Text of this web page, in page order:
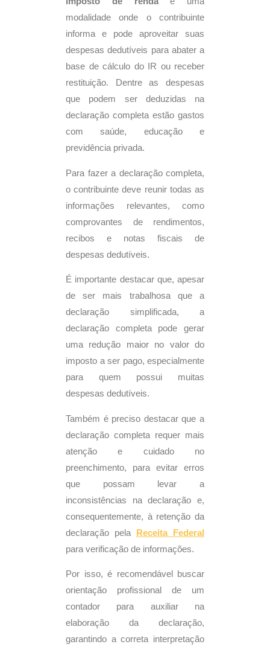
modalidade onde o contribuinte
informa e pode aproveitar suas
despesas dedutíveis para abater a
base de cálculo do IR ou receber
restituição. Dentre as despesas
que podem ser deduzidas na
declaração completa estão gastos
com saúde, educação e
previdência privada.
Para fazer a declaração completa,
o contribuinte deve reunir todas as
informações relevantes, como
comprovantes de rendimentos,
recibos e notas fiscais de
despesas dedutíveis.
É importante destacar que, apesar
de ser mais trabalhosa que a
declaração simplificada, a
declaração completa pode gerar
uma redução maior no valor do
imposto a ser pago, especialmente
para quem possui muitas
despesas dedutíveis.
Também é preciso destacar que a
declaração completa requer mais
atenção e cuidado no
preenchimento, para evitar erros
que possam levar a
inconsistências na declaração e,
consequentemente, à retenção da
declaração pela
Receita Federal
para verificação de informações.
Por isso, é recomendável buscar
orientação profissional de um
contador para auxiliar na
elaboração da declaração,
garantindo a correta interpretação